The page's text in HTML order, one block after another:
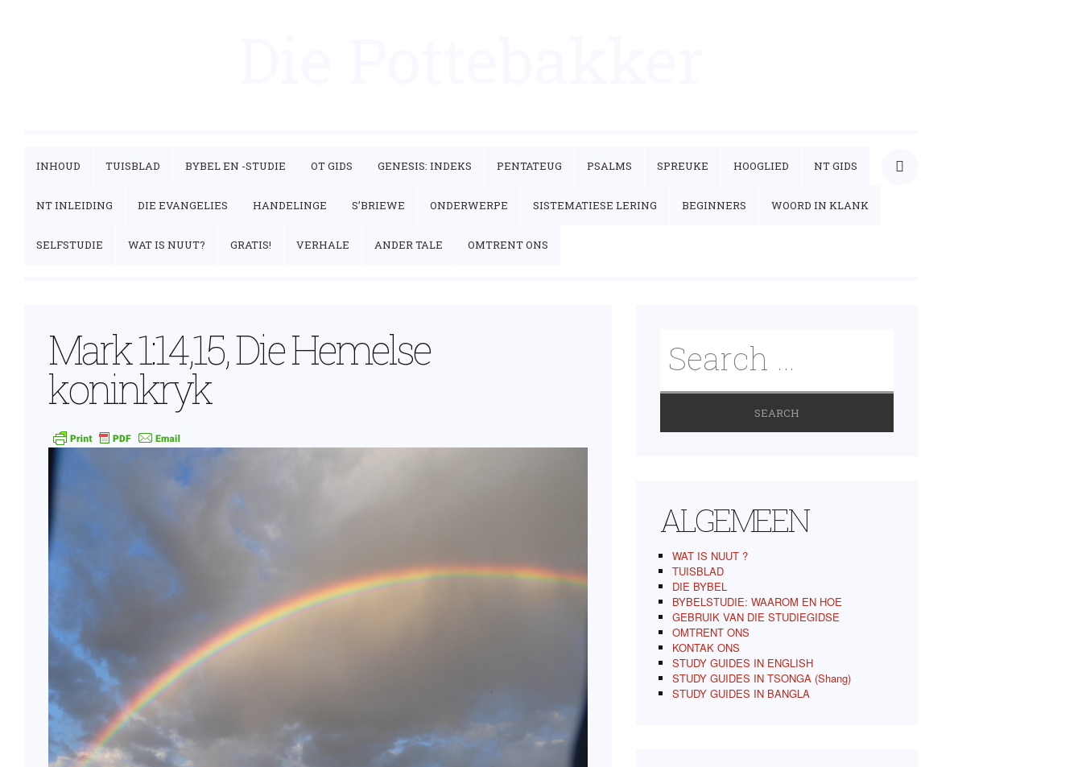
INHOUD TUISBLAD BYBEL EN -STUDIE OT GIDS GENESIS: INDEKS PENTATEUG PSALMS SPREUKE HOOGLIED NT GIDS
NT INLEIDING DIE EVANGELIES HANDELINGE S’BRIEWE ONDERWERPE SISTEMATIESE LERING BEGINNERS WOORD IN KLANK
SELFSTUDIE WAT IS NUUT? GRATIS! VERHALE ANDER TALE OMTRENT ONS
Mark 1:14,15, Die Hemelse
koninkryk
ALGEMEEN
WAT IS NUUT ?
TUISBLAD
DIE BYBEL
BYBELSTUDIE: WAAROM EN HOE
GEBRUIK VAN DIE STUDIEGIDSE
OMTRENT ONS
KONTAK ONS
STUDY GUIDES IN ENGLISH
STUDY GUIDES IN TSONGA (Shang)
STUDY GUIDES IN BANGLA